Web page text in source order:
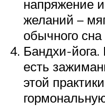
напряжение
желаний –
обычного
Бандхи-йога.
есть
этой